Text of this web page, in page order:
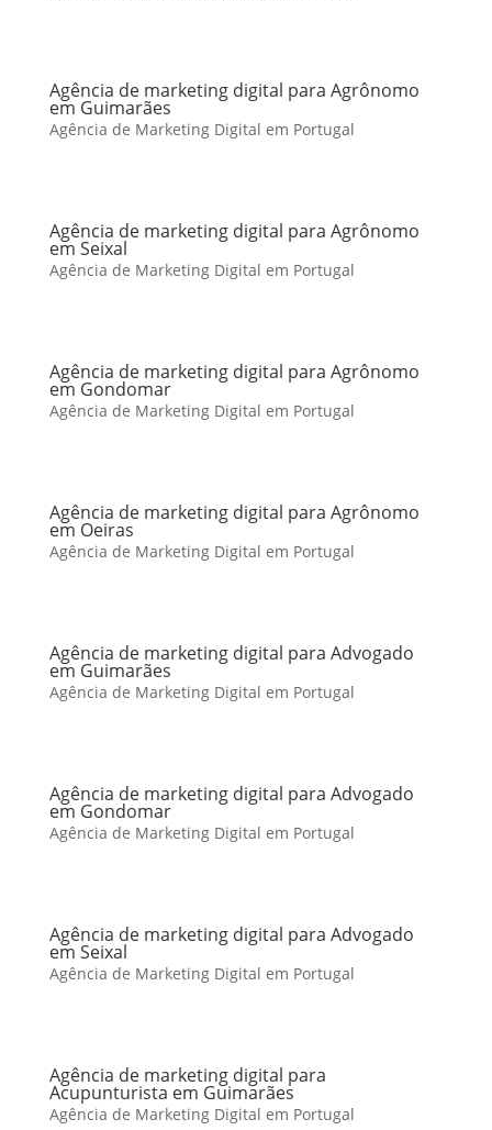
Agência de marketing digital para Agrônomo
em Guimarães
Agência de Marketing Digital em Portugal
Agência de marketing digital para Agrônomo
em Seixal
Agência de Marketing Digital em Portugal
Agência de marketing digital para Agrônomo
em Gondomar
Agência de Marketing Digital em Portugal
Agência de marketing digital para Agrônomo
em Oeiras
Agência de Marketing Digital em Portugal
Agência de marketing digital para Advogado
em Guimarães
Agência de Marketing Digital em Portugal
Agência de marketing digital para Advogado
em Gondomar
Agência de Marketing Digital em Portugal
Agência de marketing digital para Advogado
em Seixal
Agência de Marketing Digital em Portugal
Agência de marketing digital para
Acupunturista em Guimarães
Agência de Marketing Digital em Portugal